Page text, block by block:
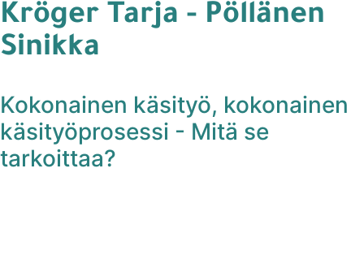
Kröger Tarja - Pöllänen
Sinikka
Kokonainen käsityö, kokonainen
käsityöprosessi - Mitä se
tarkoittaa?